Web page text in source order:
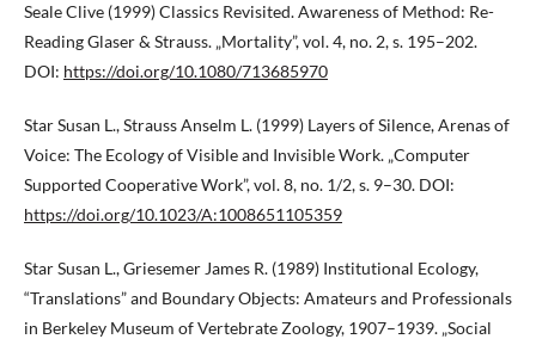
Seale Clive (1999) Classics Revisited. Awareness of Method: Re-
Reading Glaser & Strauss. „Mortality”, vol. 4, no. 2, s. 195–202.
DOI: https://doi.org/10.1080/713685970
Star Susan L., Strauss Anselm L. (1999) Layers of Silence, Arenas of
Voice: The Ecology of Visible and Invisible Work. „Computer
Supported Cooperative Work”, vol. 8, no. 1/2, s. 9–30. DOI:
https://doi.org/10.1023/A:1008651105359
Star Susan L., Griesemer James R. (1989) Institutional Ecology,
“Translations” and Boundary Objects: Amateurs and Professionals
in Berkeley Museum of Vertebrate Zoology, 1907–1939. „Social